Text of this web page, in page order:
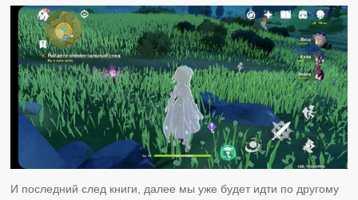
И последний след книги, далее мы уже будет идти по другому